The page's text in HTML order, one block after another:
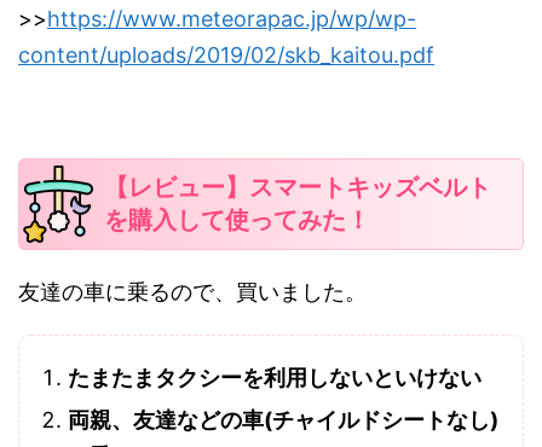
>>https://www.meteorapac.jp/wp/wp-
content/uploads/2019/02/skb_kaitou.pdf
【レビュー】スマートキッズベルト
を購入して使ってみた！
友達の車に乗るので、買いました。
たまたまタクシーを利用しないといけない
両親、友達などの車(チャイルドシートなし)